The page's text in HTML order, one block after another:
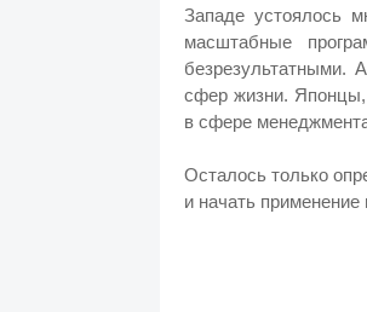
Западе устоялось
масштабные
безрезультатными.
сфер жизни. Японцы,
в сфере
Осталось только
и начать применение